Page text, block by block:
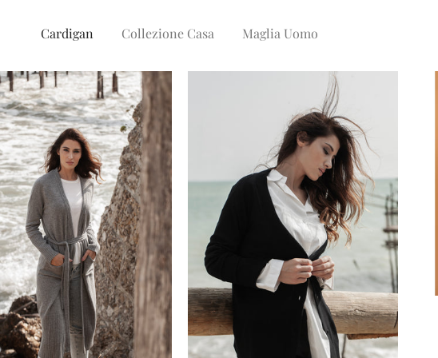
Cardigan Collezione Casa Maglia Uomo